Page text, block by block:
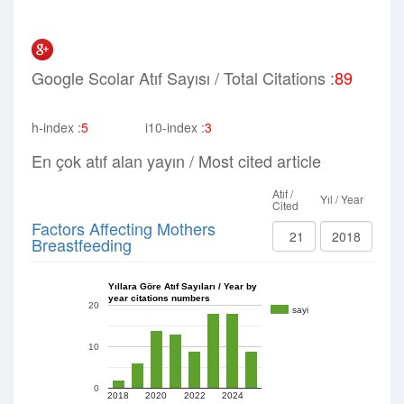
Google Scolar Atıf Sayısı / Total Citations :89
h-index :5 i10-index :3
En çok atıf alan yayın / Most cited article
Atıf /
Cited Yıl / Year
Factors Affecting Mothers
Breastfeeding 21 2018
Yıllara Göre Atıf Sayıları / Year by
year citations numbers
sayi
2018
2020
2022
2024
0
10
20